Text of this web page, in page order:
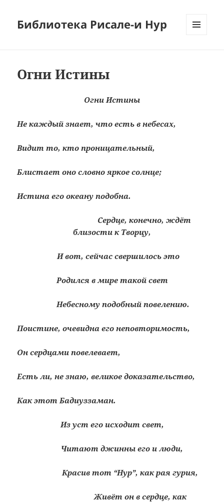
Библиотека Рисале-и Нур
Огни Истины
Огни Истины
Не каждый знает, что есть в небесах,
Видит то, кто проницательный,
Блистает оно словно яркое солнце;
Истина его океану подобна.
Сердце, конечно, ждёт
близости к Творцу,
И вот, сейчас свершилось это
Родился в мире такой свет
Небесному подобный повелению.
Поистине, очевидна его неповторимость,
Он сердцами повелевает,
Есть ли, не знаю, великое доказательство,
Как этот Бадиуззаман.
Из уст его исходит свет,
Читают джинны его и люди,
Красив тот “Нур”, как рая гурия,
Живёт он в сердце, как